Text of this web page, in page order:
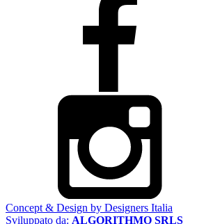
Concept & Design by Designers Italia
Sviluppato da: ALGORITHMO SRLS